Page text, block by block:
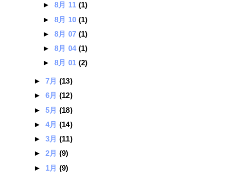
► 8月 11 (1)
► 8月 10 (1)
► 8月 07 (1)
► 8月 04 (1)
► 8月 01 (2)
► 7月 (13)
► 6月 (12)
► 5月 (18)
► 4月 (14)
► 3月 (11)
► 2月 (9)
► 1月 (9)